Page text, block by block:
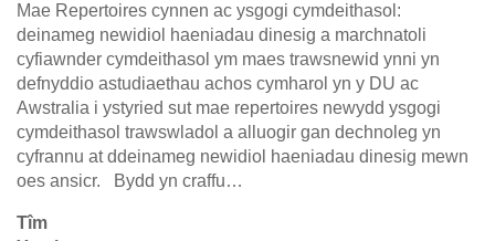
Mae Repertoires cynnen ac ysgogi cymdeithasol:
deinameg newidiol haeniadau dinesig a marchnatoli
cyfiawnder cymdeithasol ym maes trawsnewid ynni yn
defnyddio astudiaethau achos cymharol yn y DU ac
Awstralia i ystyried sut mae repertoires newydd ysgogi
cymdeithasol trawswladol a alluogir gan dechnoleg yn
cyfrannu at ddeinameg newidiol haeniadau dinesig mewn
oes ansicr. Bydd yn craffu…
Tîm